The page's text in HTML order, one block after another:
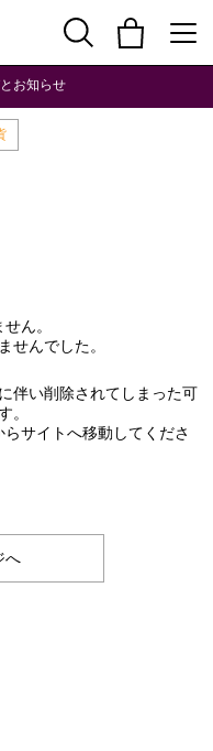
お知らせ
ん。
せんでした。
伴い削除されてしまった可
。
サイトへ移動してくださ
へ